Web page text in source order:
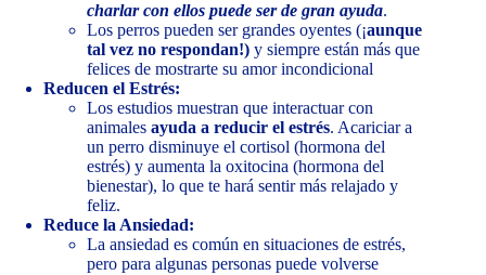
charlar con ellos puede ser de gran ayuda.
Los perros pueden ser grandes oyentes (¡aunque
tal vez no respondan!) y siempre están más que
felices de mostrarte su amor incondicional
Reducen el Estrés:
Los estudios muestran que interactuar con
animales ayuda a reducir el estrés. Acariciar a
un perro disminuye el cortisol (hormona del
estrés) y aumenta la oxitocina (hormona del
bienestar), lo que te hará sentir más relajado y
feliz.
Reduce la Ansiedad:
La ansiedad es común en situaciones de estrés,
pero para algunas personas puede volverse